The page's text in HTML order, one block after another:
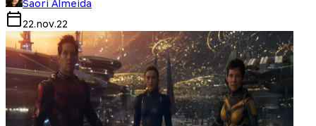
Saori Almeida
22.nov.22